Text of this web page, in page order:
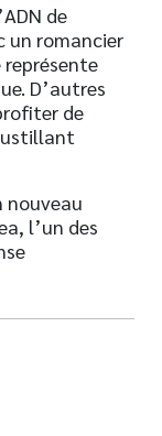
de
un romancier
représente
D’autres
de
nouveau
l’un des